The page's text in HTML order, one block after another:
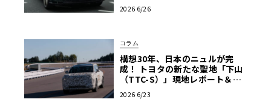
コベイワセテ 番外編】
2026 6/26
コラム
構想30年、日本のニュルが完
成！ トヨタの新たな聖地「下山
（TTC-S）」現地レポート＆新
2026 6/23